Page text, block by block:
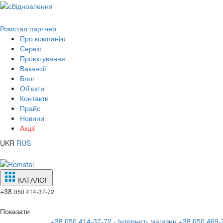
Ромстал партнер
Про компанію
Сервіс
Проєктування
Вакансії
Блог
Об'єкти
Контакти
Прайс
Новини
Акції
UKR RUS
КАТАЛОГ
+38 050 414-37-72
Показати
+38 050 414-37-72 - Інтернет- магазин +38 050